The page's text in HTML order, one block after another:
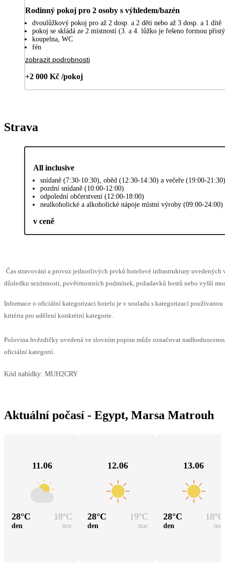
Rodinný pokoj pro 2 osoby s výhledem/bazén
dvoulůžkový pokoj pro až 2 dosp. a 2 děti nebo až 3 dosp. a 1 dítě
pokoj se skládá ze 2 místností (3. a 4. lůžko je řešeno formou
koupelna, WC
fén
zobrazit podrobnosti
+2 000 Kč /pokoj
Strava
All inclusive
snídaně (7:30-10:30), oběd (12:30-14:30) a večeře (19:00-
pozdní snídaně (10:00-12:00)
odpolední občerstvení (12:00-18:00)
nealkoholické a alkoholické nápoje místní výroby (09:00-24:00)
v ceně
Čas stravování a provoz jednotlivých prvků hotelové infrastruktury uvedených
důsledku sezónnosti, povětrnostních podmínek, požadavků hostů nebo vyšší
Informace o oficiální kategorizaci hotelu je v souladu s kategorizací
kritéria pro udělení konkrétní kategorie.
Polovina hvězdičky uvedená ve slovním popisu může označovat
oficiální kategorií.
Kód nabídky: MUH2CRY
Aktuální počasí - Egypt, Marsa Matrouh
11.06
28°C 18°C
den noc
12.06
28°C 19°C
den noc
13.06
28°C 18°C
den noc